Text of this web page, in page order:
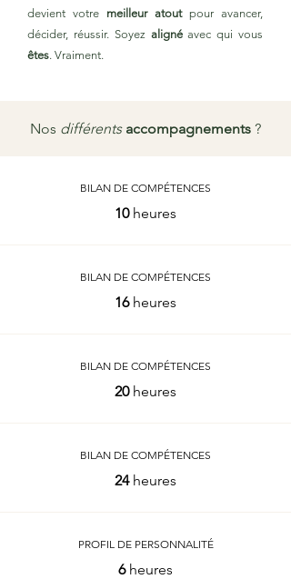
devient votre meilleur atoutpour avancer,
décider, réussir. Soyez alignéavec qui vous
êtes. Vraiment.
Nos différents accompagnements ?
BILAN DE COMPÉTENCES
10heures
BILAN DE COMPÉTENCES
16heures
BILAN DE COMPÉTENCES
20heures
BILAN DE COMPÉTENCES
24heures
PROFIL DE PERSONNALITÉ
6 heures